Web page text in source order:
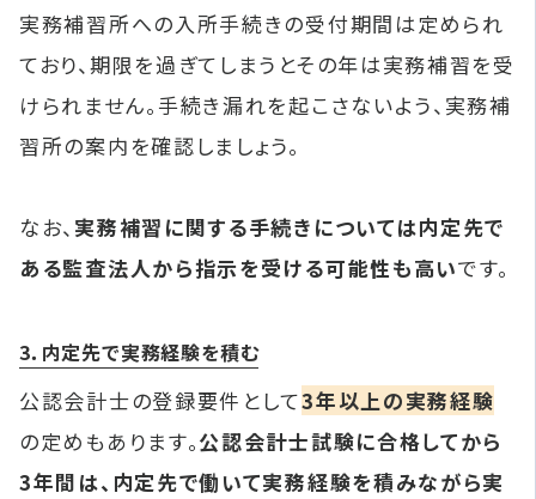
実務補習所への入所手続きの受付期間は定められ
ており、期限を過ぎてしまうとその年は実務補習を受
けられません。手続き漏れを起こさないよう、実務補
習所の案内を確認しましょう。
なお、 実務補習に関する手続きについては内定先で
ある監査法人から指示を受ける可能性も高いです。
3．内定先で実務経験を積む
公認会計士の登録要件として3年以上の実務経験
の定めもあります。公認会計士試験に合格してから
3年間は、内定先で働いて実務経験を積みながら実